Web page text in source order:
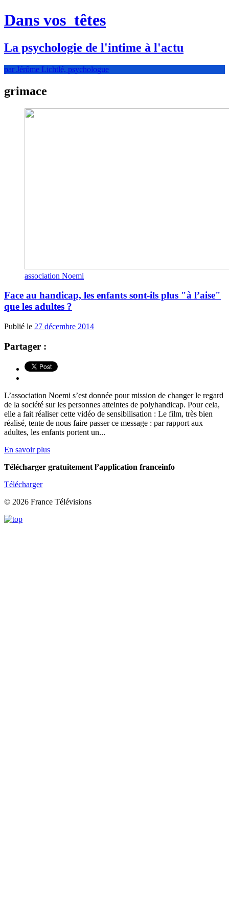
Dans vos têtes
La psychologie de l'intime à l'actu
par Jérôme Lichtlé, psychologue
grimace
association Noemi
Face au handicap, les enfants sont-ils plus "à l’aise"
que les adultes ?
Publié le 27 décembre 2014
Partager :
L’association Noemi s’est donnée pour mission de changer le regard
de la société sur les personnes atteintes de polyhandicap. Pour cela,
elle a fait réaliser cette vidéo de sensibilisation : Le film, très bien
réalisé, tente de nous faire passer ce message : par rapport aux
adultes, les enfants portent un...
En savoir plus
Télécharger gratuitement l’application franceinfo
Télécharger
© 2026 France Télévisions